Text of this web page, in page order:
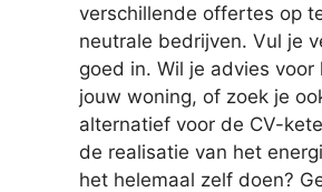
verschillende offertes op
neutrale bedrijven. Vul je
goed in. Wil je advies voor
jouw woning, of zoek je
alternatief voor de CV-
de realisatie van het
het helemaal zelf doen?